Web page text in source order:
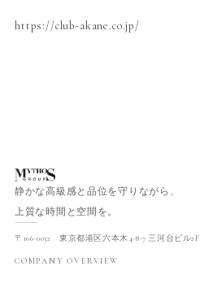
https://club-akane.co.jp/
静かな高級感と品位を守りながら、
上質な時間と空間を。
〒106-0032 東京都港区六本木4-8-7 三河台ビル2F
COMPANY OVERVIEW